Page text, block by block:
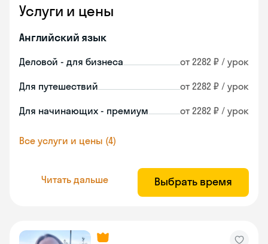
Услуги и цены
Английский язык
Деловой - для бизнеса от 2282 ₽ / урок
Для путешествий от 2282 ₽ / урок
Для начинающих - премиум от 2282 ₽ / урок
Все услуги и цены (4)
Читать дальше Выбрать время